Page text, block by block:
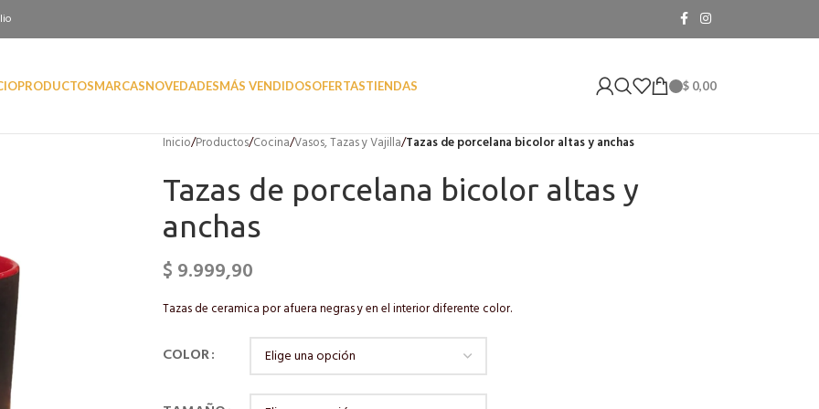
PRODUCTOSMARCASNOVEDADESMÁS VENDIDOSOFERTASTIENDAS $ 0,00
Inicio/Productos/Cocina/Vasos, Tazas y Vajilla/Tazas de porcelana bicolor altas y anchas
Tazas de porcelana bicolor altas y
anchas
$ 9.999,90
Tazas de ceramica por afuera negras y en el interior diferente color.
COLOR